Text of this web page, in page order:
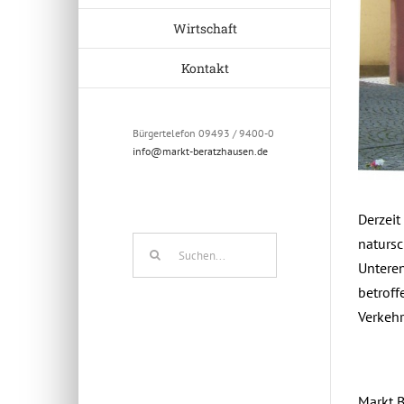
Wirtschaft
Kontakt
Bürgertelefon 09493 / 9400-0
info@markt-beratzhausen.de